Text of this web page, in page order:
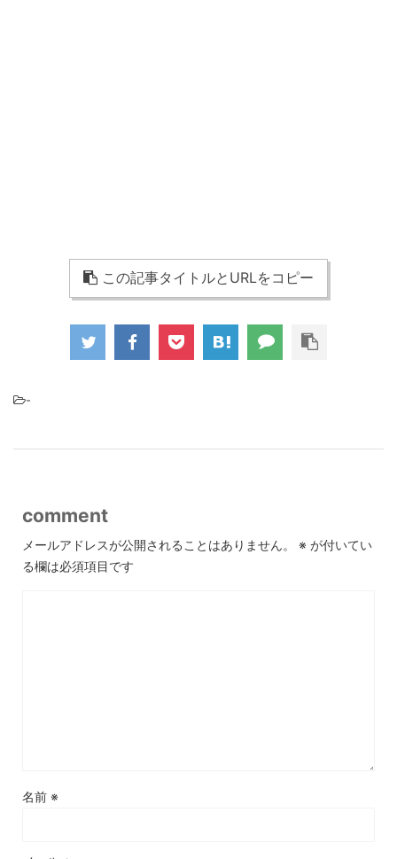
この記事タイトルとURLをコピー
-
comment
メールアドレスが公開されることはありません。 ※ が付いてい
る欄は必須項目です
名前 ※